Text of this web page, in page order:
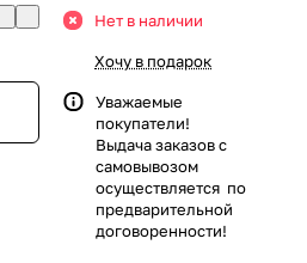
Нет в наличии
Хочу в подарок
Уважаемые
покупатели!
Выдача заказов с
самовывозом
осуществляется по
предварительной
договоренности!